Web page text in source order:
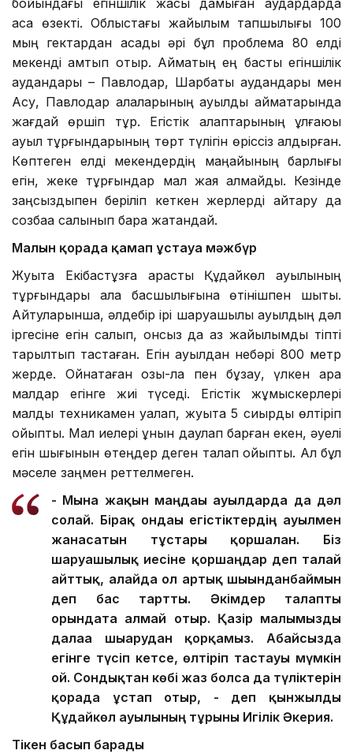
бойындағы егіншілік жақсы дамыған аудардарда
аса өзекті. Облыстағы жайылым тапшылығы 100
мың гектардан асады әрі бұл проблема 80 елді
мекенді қамтып отыр. Аймақтың ең басты егіншілік
аудандары – Павлодар, Шарбақты аудандары мен
Ақсу, Павлодар қалаларының ауылдық аймақтарында
жағдай өршіп тұр. Егістік алқаптарының ұлғаюы
ауыл тұрғындарының төрт түлігін өріссіз қалдырған.
Көптеген елді мекендердің маңайының барлығы
егін, жеке тұрғындар мал жая алмайды. Кезінде
заңсыздықпен беріліп кеткен жерлерді қайтару да
созбаққа салынып бара жатқандай.
Малын қорада қамап ұстауға мәжбүр
Жуықта Екібастұзға қарасты Құдайкөл ауылының
тұрғындары қала басшылығына өтінішпен шықты.
Айтуларынша, әлдебір ірі шаруашылық ауылдың дәл
іргесіне егін салып, онсыз да аз жайылымды тіпті
тарылтып тастаған. Егін ауылдан небәрі 800 метр
жерде. Ойнақтаған қозы-лақ пен бұзау, үлкен қара
малдар егінге жиі түседі. Егістік жұмыскерлері
малды техникамен қуалап, жуықта 5 сиырды өлтіріп
қойыпты. Мал иелері құнын даулап барған екен, әуелі
егін шығынын өтеңдер деген талап қойыпты. Ал бұл
мәселе заңмен реттелмеген.
- Мына жақын маңдағы ауылдарда да дәл
солай. Бірақ ондағы егістіктердің ауылмен
жанасатын тұстары қоршалған. Біз
шаруашылық иесіне қоршаңдар деп талай
айттық, алайда ол артық шығынданбаймын
деп бас тартты. Әкімдер талапты
орындата алмай отыр. Қазір малымызды
далаға шығарудан қорқамыз. Абайсызда
егінге түсіп кетсе, өлтіріп тастауы мүмкін
ғой. Сондықтан көбі жаз болса да түліктерін
қорада ұстап отыр, - деп қынжылды
Құдайкөл ауылының тұрғыны Игілік Әкерия.
Тікен басып барады